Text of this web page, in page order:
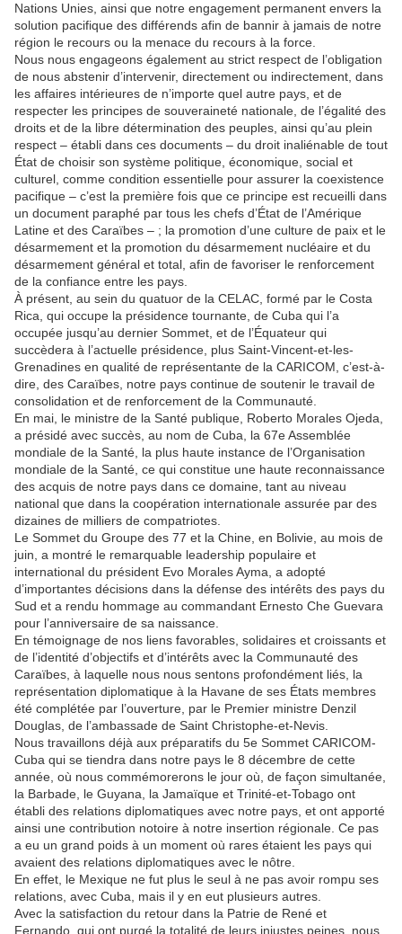
Nations Unies, ainsi que notre engagement permanent envers la
solution pacifique des différends afin de bannir à jamais de notre
région le recours ou la menace du recours à la force.
Nous nous engageons également au strict respect de l’obligation
de nous abstenir d’intervenir, directement ou indirectement, dans
les affaires intérieures de n’importe quel autre pays, et de
respecter les principes de souveraineté nationale, de l’égalité des
droits et de la libre détermination des peuples, ainsi qu’au plein
respect – établi dans ces documents – du droit inaliénable de tout
État de choisir son système politique, économique, social et
culturel, comme condition essentielle pour assurer la coexistence
pacifique – c’est la première fois que ce principe est recueilli dans
un document paraphé par tous les chefs d’État de l’Amérique
Latine et des Caraïbes – ; la promotion d’une culture de paix et le
désarmement et la promotion du désarmement nucléaire et du
désarmement général et total, afin de favoriser le renforcement
de la confiance entre les pays.
À présent, au sein du quatuor de la CELAC, formé par le Costa
Rica, qui occupe la présidence tournante, de Cuba qui l’a
occupée jusqu’au dernier Sommet, et de l’Équateur qui
succèdera à l’actuelle présidence, plus Saint-Vincent-et-les-
Grenadines en qualité de représentante de la CARICOM, c’est-à-
dire, des Caraïbes, notre pays continue de soutenir le travail de
consolidation et de renforcement de la Communauté.
En mai, le ministre de la Santé publique, Roberto Morales Ojeda,
a présidé avec succès, au nom de Cuba, la 67e Assemblée
mondiale de la Santé, la plus haute instance de l’Organisation
mondiale de la Santé, ce qui constitue une haute reconnaissance
des acquis de notre pays dans ce domaine, tant au niveau
national que dans la coopération internationale assurée par des
dizaines de milliers de compatriotes.
Le Sommet du Groupe des 77 et la Chine, en Bolivie, au mois de
juin, a montré le remarquable leadership populaire et
international du président Evo Morales Ayma, a adopté
d’importantes décisions dans la défense des intérêts des pays du
Sud et a rendu hommage au commandant Ernesto Che Guevara
pour l’anniversaire de sa naissance.
En témoignage de nos liens favorables, solidaires et croissants et
de l’identité d’objectifs et d’intérêts avec la Communauté des
Caraïbes, à laquelle nous nous sentons profondément liés, la
représentation diplomatique à la Havane de ses États membres
été complétée par l’ouverture, par le Premier ministre Denzil
Douglas, de l’ambassade de Saint Christophe-et-Nevis.
Nous travaillons déjà aux préparatifs du 5e Sommet CARICOM-
Cuba qui se tiendra dans notre pays le 8 décembre de cette
année, où nous commémorerons le jour où, de façon simultanée,
la Barbade, le Guyana, la Jamaïque et Trinité-et-Tobago ont
établi des relations diplomatiques avec notre pays, et ont apporté
ainsi une contribution notoire à notre insertion régionale. Ce pas
a eu un grand poids à un moment où rares étaient les pays qui
avaient des relations diplomatiques avec le nôtre.
En effet, le Mexique ne fut plus le seul à ne pas avoir rompu ses
relations, avec Cuba, mais il y en eut plusieurs autres.
Avec la satisfaction du retour dans la Patrie de René et
Fernando, qui ont purgé la totalité de leurs injustes peines, nous